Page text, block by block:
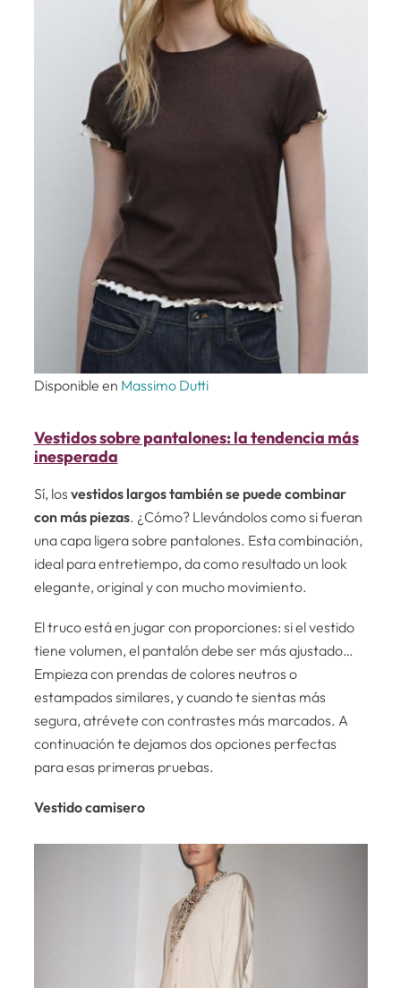
Disponible en Massimo Dutti
Vestidos sobre pantalones: la tendencia más
inesperada
Sí, los vestidos largos también se puede combinar
con más piezas. ¿Cómo? Llevándolos como si fueran
una capa ligera sobre pantalones. Esta combinación,
ideal para entretiempo, da como resultado un look
elegante, original y con mucho movimiento.
El truco está en jugar con proporciones: si el vestido
tiene volumen, el pantalón debe ser más ajustado…
Empieza con prendas de colores neutros o
estampados similares, y cuando te sientas más
segura, atrévete con contrastes más marcados. A
continuación te dejamos dos opciones perfectas
para esas primeras pruebas.
Vestido camisero